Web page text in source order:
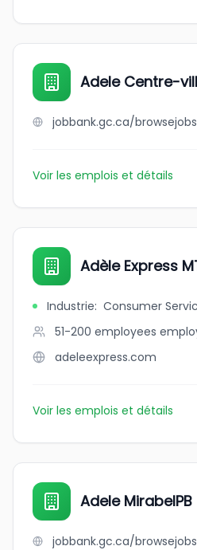
Adele Centre-
Voir les emplois et détails
Adèle Express
Industrie: Consumer
51-200 employees
adeleexpress.com
Voir les emplois et détails
Adele MirabelPB